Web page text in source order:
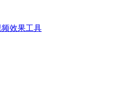
效果工具